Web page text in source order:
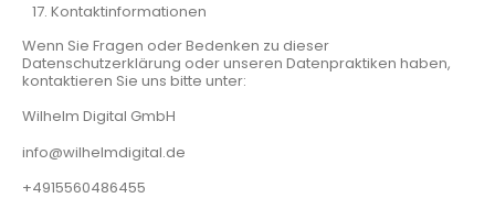
Kontaktinformationen
Wenn Sie Fragen oder Bedenken zu dieser
Datenschutzerklärung oder unseren Datenpraktiken haben,
kontaktieren Sie uns bitte unter:
Wilhelm Digital GmbH
info@wilhelmdigital.de
+4915560486455